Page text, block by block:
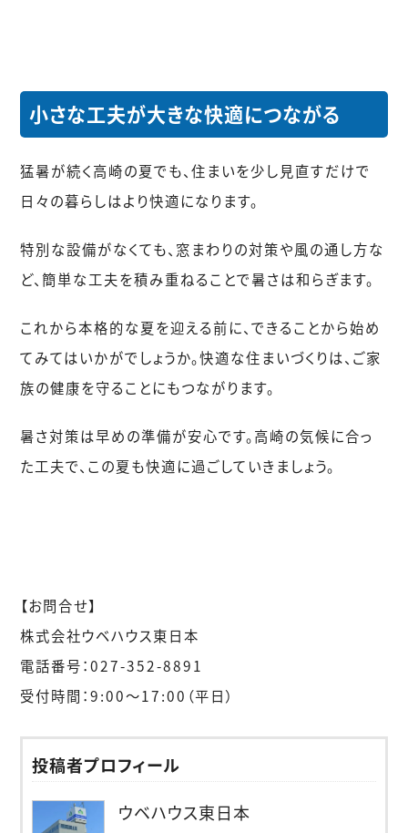
小さな工夫が大きな快適につながる
猛暑が続く高崎の夏でも、住まいを少し見直すだけで
日々の暮らしはより快適になります。
特別な設備がなくても、窓まわりの対策や風の通し方な
ど、簡単な工夫を積み重ねることで暑さは和らぎます。
これから本格的な夏を迎える前に、できることから始め
てみてはいかがでしょうか。快適な住まいづくりは、ご家
族の健康を守ることにもつながります。
暑さ対策は早めの準備が安心です。高崎の気候に合っ
た工夫で、この夏も快適に過ごしていきましょう。
【お問合せ】
株式会社ウベハウス東日本
電話番号：027-352-8891
受付時間：9:00〜17:00（平日）
投稿者プロフィール
ウベハウス東日本